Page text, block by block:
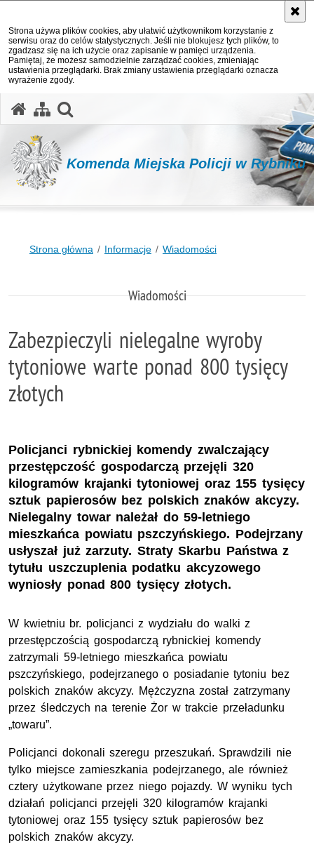
Strona używa plików cookies, aby ułatwić użytkownikom korzystanie z
serwisu oraz do celów statystycznych. Jeśli nie blokujesz tych plików, to
zgadzasz się na ich użycie oraz zapisanie w pamięci urządzenia.
Pamiętaj, że możesz samodzielnie zarządzać cookies, zmieniając
ustawienia przeglądarki. Brak zmiany ustawienia przeglądarki oznacza
wyrażenie zgody.
Komenda Miejska Policji w Rybniku
Strona główna Informacje Wiadomości
Wiadomości
Zabezpieczyli nielegalne wyroby
tytoniowe warte ponad 800 tysięcy
złotych
Policjanci rybnickiej komendy zwalczający
przestępczość gospodarczą przejęli 320
kilogramów krajanki tytoniowej oraz 155 tysięcy
sztuk papierosów bez polskich znaków akcyzy.
Nielegalny towar należał do 59-letniego
mieszkańca powiatu pszczyńskiego. Podejrzany
usłyszał już zarzuty. Straty Skarbu Państwa z
tytułu uszczuplenia podatku akcyzowego
wyniosły ponad 800 tysięcy złotych.
W kwietniu br. policjanci z wydziału do walki z
przestępczością gospodarczą rybnickiej komendy
zatrzymali 59-letniego mieszkańca powiatu
pszczyńskiego, podejrzanego o posiadanie tytoniu bez
polskich znaków akcyzy. Mężczyzna został zatrzymany
przez śledczych na terenie Żor w trakcie przeładunku
„towaru”.
Policjanci dokonali szeregu przeszukań. Sprawdzili nie
tylko miejsce zamieszkania podejrzanego, ale również
cztery użytkowane przez niego pojazdy. W wyniku tych
działań policjanci przejęli 320 kilogramów krajanki
tytoniowej oraz 155 tysięcy sztuk papierosów bez
polskich znaków akcyzy.